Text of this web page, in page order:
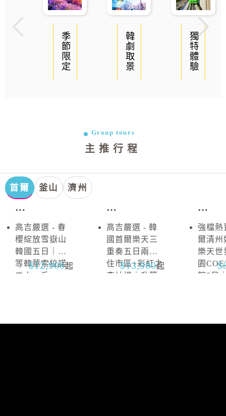
季節限定 韓劇取景 獨特體驗
Group tours
主推行程
首爾 釜山 濟州
首
雪
嶽
山
高吉嚴選 - 春
櫻綻放雪嶽山
韓國五日｜升
等韓華索拉諾
二人一戶
12,900起
首
抱
川
高吉嚴選 - 韓
國首爾樂天三
重奏五日兩晚
住市區+彩虹之
森片場｜升等
13,900起
首
強檔熱
爾清州
樂天世
園
館5日